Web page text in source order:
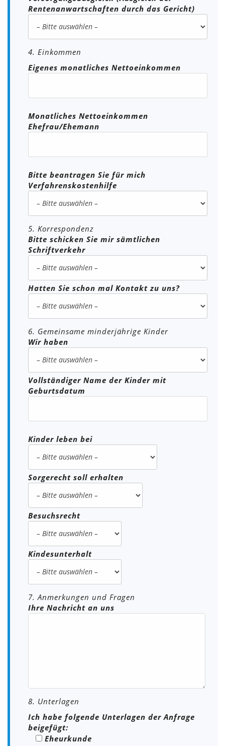
Rentenanwartschaften durch das Gericht)
4. Einkommen
Eigenes monatliches Nettoeinkommen
Monatliches Nettoeinkommen
Ehefrau/Ehemann
Bitte beantragen Sie für mich
Verfahrenskostenhilfe
5. Korrespondenz
Bitte schicken Sie mir sämtlichen
Schriftverkehr
Hatten Sie schon mal Kontakt zu uns?
6. Gemeinsame minderjährige Kinder
Wir haben
Vollständiger Name der Kinder mit
Geburtsdatum
Kinder leben bei
Sorgerecht soll erhalten
Besuchsrecht
Kindesunterhalt
7. Anmerkungen und Fragen
Ihre Nachricht an uns
8. Unterlagen
Ich habe folgende Unterlagen der Anfrage
beigefügt:
Eheurkunde